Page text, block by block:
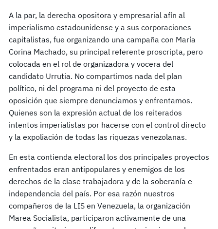
A la par, la derecha opositora y empresarial afín al
imperialismo estadounidense y a sus corporaciones
capitalistas, fue organizando una campaña con María
Corina Machado, su principal referente proscripta, pero
colocada en el rol de organizadora y vocera del
candidato Urrutia. No compartimos nada del plan
político, ni del programa ni del proyecto de esta
oposición que siempre denunciamos y enfrentamos.
Quienes son la expresión actual de los reiterados
intentos imperialistas por hacerse con el control directo
y la expoliación de todas las riquezas venezolanas.
En esta contienda electoral los dos principales proyectos
enfrentados eran antipopulares y enemigos de los
derechos de la clase trabajadora y de la soberanía e
independencia del país. Por esa razón nuestros
compañeros de la LIS en Venezuela, la organización
Marea Socialista, participaron activamente de una